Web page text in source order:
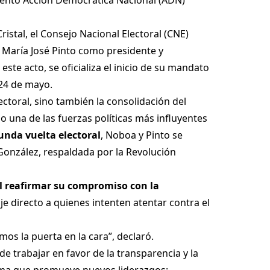
el Consejo Nacional Electoral (CNE)
José Pinto como presidente y
acto, se oficializa el inicio de su mandato
de mayo.
sino también la consolidación del
una de las fuerzas políticas más influyentes
vuelta electoral, Noboa y Pinto se
respaldada por la Revolución
su compromiso con la
directo a quienes intenten atentar contra el
la puerta en la cara”, declaró.
trabajar en favor de la transparencia y la